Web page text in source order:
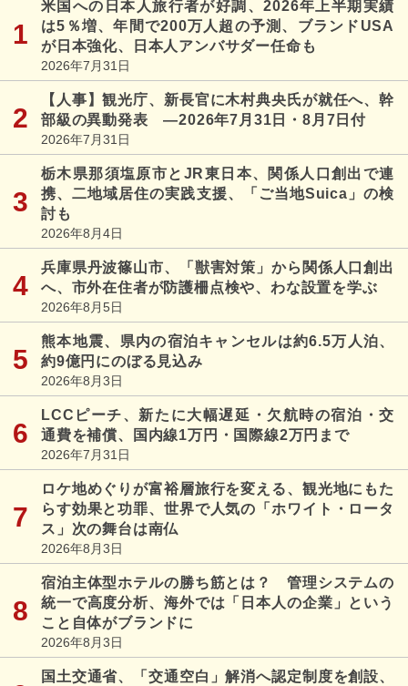
米国への日本人旅行者が好調、2026年上半期実績
は5％増、年間で200万人超の予測、ブランドUSA
が日本強化、日本人アンバサダー任命も
2026年7月31日
【人事】観光庁、新長官に木村典央氏が就任へ、幹
部級の異動発表 ―2026年7月31日・8月7日付
2026年7月31日
栃木県那須塩原市とJR東日本、関係人口創出で連
携、二地域居住の実践支援、「ご当地Suica」の検
討も
2026年8月4日
兵庫県丹波篠山市、「獣害対策」から関係人口創出
へ、市外在住者が防護柵点検や、わな設置を学ぶ
2026年8月5日
熊本地震、県内の宿泊キャンセルは約6.5万人泊、
約9億円にのぼる見込み
2026年8月3日
LCCピーチ、新たに大幅遅延・欠航時の宿泊・交
通費を補償、国内線1万円・国際線2万円まで
2026年7月31日
ロケ地めぐりが富裕層旅行を変える、観光地にもた
らす効果と功罪、世界で人気の「ホワイト・ロータ
ス」次の舞台は南仏
2026年8月3日
宿泊主体型ホテルの勝ち筋とは？ 管理システムの
統一で高度分析、海外では「日本人の企業」という
こと自体がブランドに
2026年8月3日
国土交通省、「交通空白」解消へ認定制度を創設、